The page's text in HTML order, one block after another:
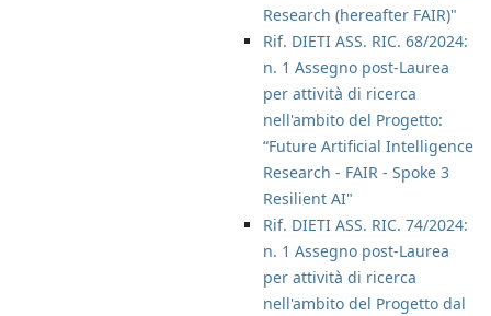
Research (hereafter FAIR)"
Rif. DIETI ASS. RIC. 68/2024:
n. 1 Assegno post-Laurea
per attività di ricerca
nell'ambito del Progetto:
“Future Artificial Intelligence
Research - FAIR - Spoke 3
Resilient AI"
Rif. DIETI ASS. RIC. 74/2024:
n. 1 Assegno post-Laurea
per attività di ricerca
nell'ambito del Progetto dal